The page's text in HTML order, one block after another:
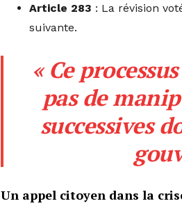
Article 283 : La révision
suivante.
« Ce
pas de
successives
Un appel citoyen dans la